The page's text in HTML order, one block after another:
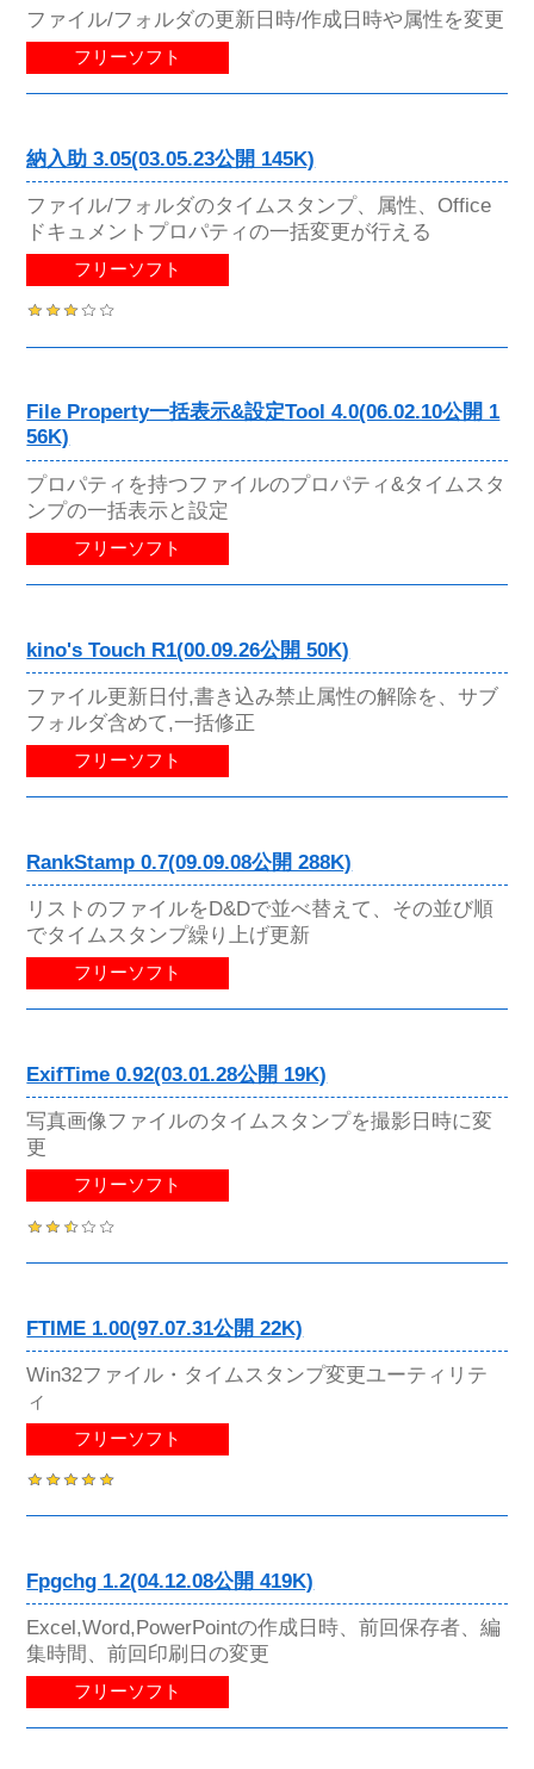
ファイル/フォルダの更新日時/作成日時や属性を変更
フリーソフト
納入助 3.05(03.05.23公開 145K)
ファイル/フォルダのタイムスタンプ、属性、Office
ドキュメントプロパティの一括変更が行える
フリーソフト
File Property一括表示&設定Tool 4.0(06.02.10公開 1
56K)
プロパティを持つファイルのプロパティ&タイムスタ
ンプの一括表示と設定
フリーソフト
kino's Touch R1(00.09.26公開 50K)
ファイル更新日付,書き込み禁止属性の解除を、サブ
フォルダ含めて,一括修正
フリーソフト
RankStamp 0.7(09.09.08公開 288K)
リストのファイルをD&Dで並べ替えて、その並び順
でタイムスタンプ繰り上げ更新
フリーソフト
ExifTime 0.92(03.01.28公開 19K)
写真画像ファイルのタイムスタンプを撮影日時に変
更
フリーソフト
FTIME 1.00(97.07.31公開 22K)
Win32ファイル・タイムスタンプ変更ユーティリテ
ィ
フリーソフト
Fpgchg 1.2(04.12.08公開 419K)
Excel,Word,PowerPointの作成日時、前回保存者、編
集時間、前回印刷日の変更
フリーソフト